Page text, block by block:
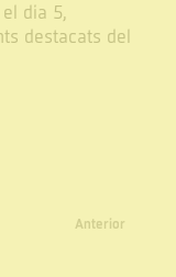
dia 5,
destacats del
Anterior